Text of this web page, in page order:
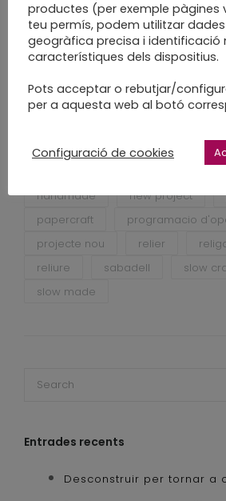
bookbinding
encuadernación
enquadernacio sabadell
fet
handmade
new project
papercraft
programacio
projecte nou
relier
reliure
sabadell
slow
slow made
Entrades recents
Desconstruir per tornar a
productes (per exemple pàgines
teu permís, podem utilitzar
geogràfica precisa i identificació
característiques dels dispositius.
Pots acceptar o rebutjar/
per a aquesta web al botó
Configuració de cookies